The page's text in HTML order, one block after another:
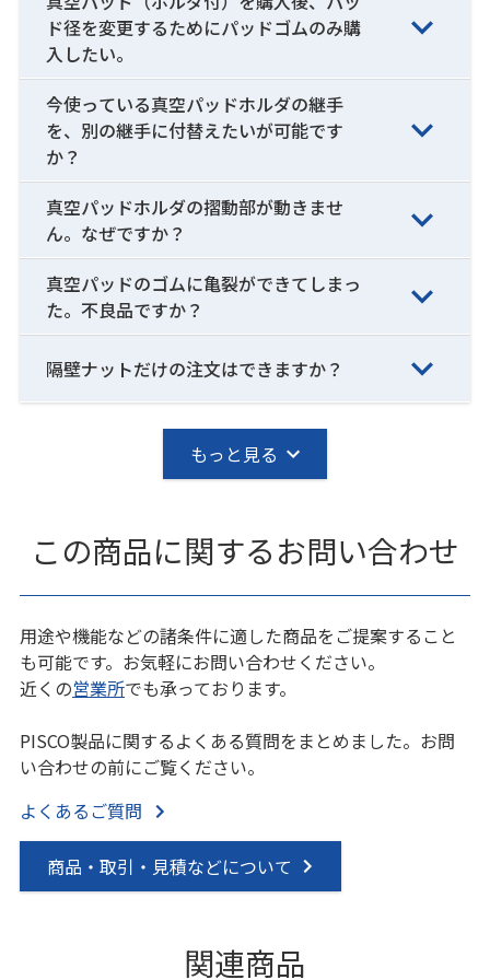
ド径を変更するためにパッドゴムのみ購
入したい。
今使っている真空パッドホルダの継手
を、別の継手に付替えたいが可能です
か？
真空パッドホルダの摺動部が動きませ
ん。なぜですか？
真空パッドのゴムに亀裂ができてしまっ
た。不良品ですか？
隔壁ナットだけの注文はできますか？
もっと見る
この商品に関するお問い合わせ
用途や機能などの諸条件に適した商品をご提案すること
も可能です。お気軽にお問い合わせください。
近くの営業所でも承っております。
PISCO製品に関するよくある質問をまとめました。お問
い合わせの前にご覧ください。
よくあるご質問
商品・取引・見積などについて
関連商品